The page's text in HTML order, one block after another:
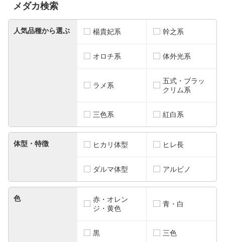
メダカ検索
人気品種から選ぶ 楊貴妃系 幹之系
オロチ系 体外光系
ラメ系
五式・ブラッ
クリム系
三色系 紅白系
体型・特徴 ヒカリ体型 ヒレ長
ダルマ体型 アルビノ
色
赤・オレン
ジ・黄色
青・白
黒 三色